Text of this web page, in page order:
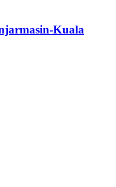
Kuala